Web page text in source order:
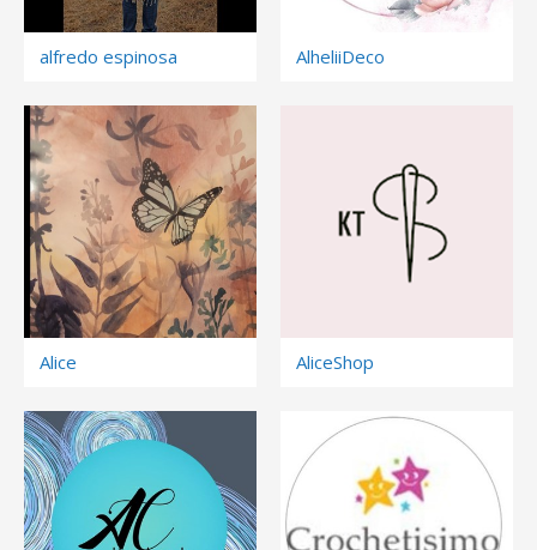
alfredo espinosa AlheliiDeco
Alice AliceShop